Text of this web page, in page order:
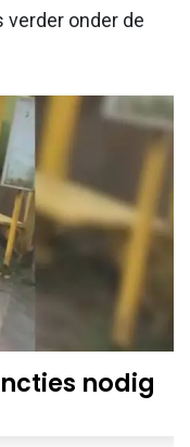
onder de
nodig